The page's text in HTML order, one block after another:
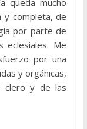
queda mucho
y completa, de
por parte de
eclesiales. Me
por una
y orgánicas,
clero y de las